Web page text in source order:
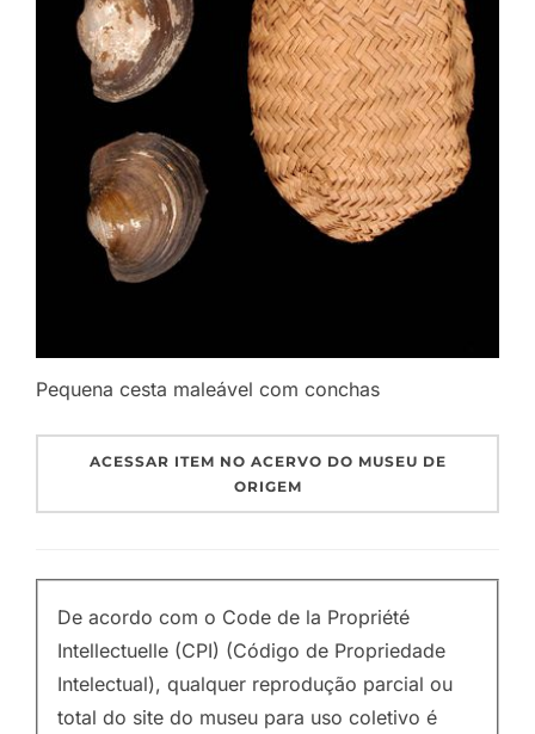
Pequena cesta maleável com conchas
ACESSAR ITEM NO ACERVO DO MUSEU DE
ORIGEM
De acordo com o Code de la Propriété
Intellectuelle (CPI) (Código de Propriedade
Intelectual), qualquer reprodução parcial ou
total do site do museu para uso coletivo é